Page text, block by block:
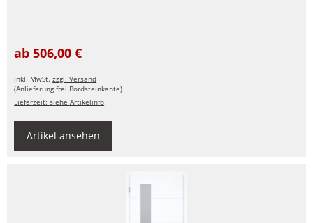
ab 506,00 €
inkl. MwSt.zzgl. Versand
(Anlieferung frei Bordsteinkante)
Lieferzeit: siehe Artikelinfo
Artikel ansehen